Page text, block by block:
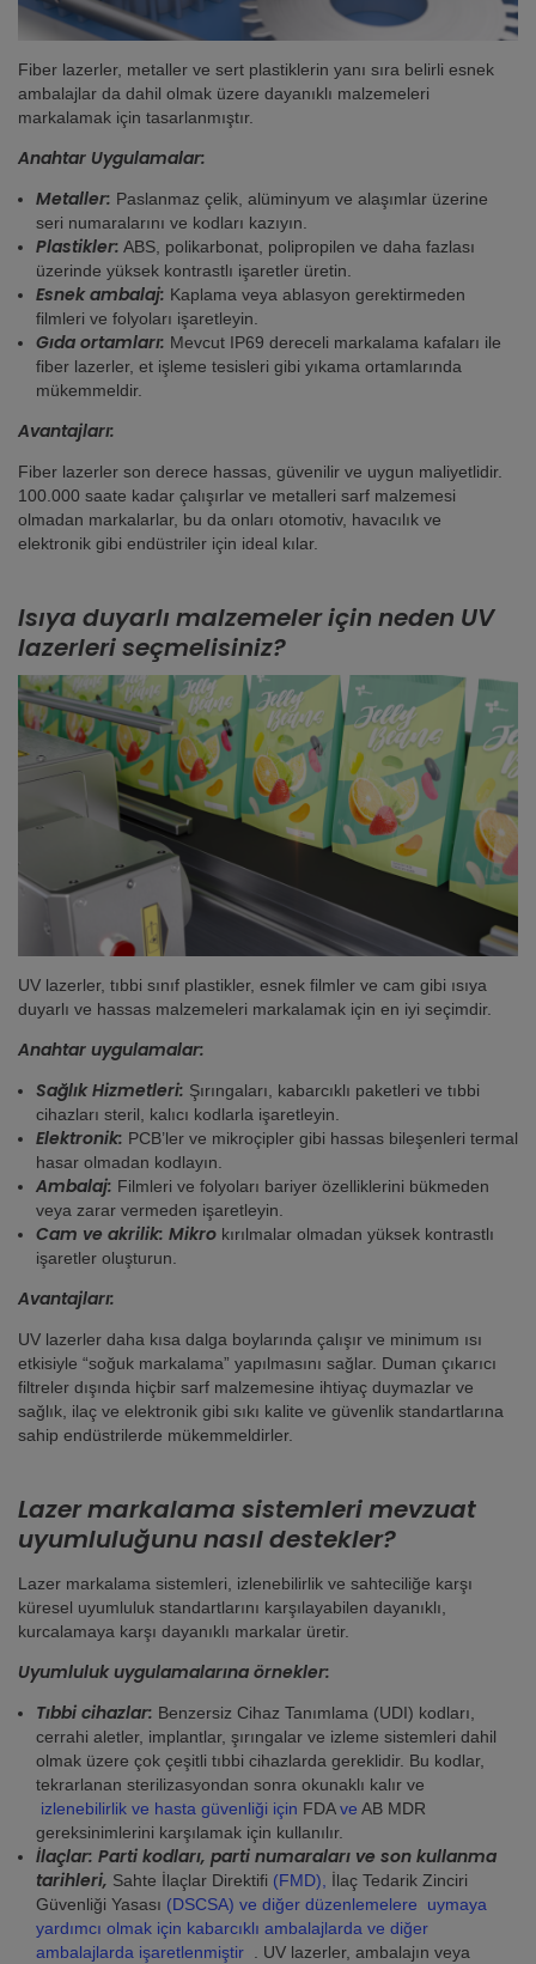
Fiber lazerler, metaller ve sert plastiklerin yanı sıra belirli esnek
ambalajlar da dahil olmak üzere dayanıklı malzemeleri
markalamak için tasarlanmıştır.
Anahtar Uygulamalar:
Metaller: Paslanmaz çelik, alüminyum ve alaşımlar üzerine
seri numaralarını ve kodları kazıyın.
Plastikler: ABS, polikarbonat, polipropilen ve daha fazlası
üzerinde yüksek kontrastlı işaretler üretin.
Esnek ambalaj: Kaplama veya ablasyon gerektirmeden
filmleri ve folyoları işaretleyin.
Gıda ortamları: Mevcut IP69 dereceli markalama kafaları ile
fiber lazerler, et işleme tesisleri gibi yıkama ortamlarında
mükemmeldir.
Avantajları:
Fiber lazerler son derece hassas, güvenilir ve uygun maliyetlidir.
100.000 saate kadar çalışırlar ve metalleri sarf malzemesi
olmadan markalarlar, bu da onları otomotiv, havacılık ve
elektronik gibi endüstriler için ideal kılar.
Isıya duyarlı malzemeler için neden UV
lazerleri seçmelisiniz?
UV lazerler, tıbbi sınıf plastikler, esnek filmler ve cam gibi ısıya
duyarlı ve hassas malzemeleri markalamak için en iyi seçimdir.
Anahtar uygulamalar:
Sağlık Hizmetleri: Şırıngaları, kabarcıklı paketleri ve tıbbi
cihazları steril, kalıcı kodlarla işaretleyin.
Elektronik: PCB’ler ve mikroçipler gibi hassas bileşenleri termal
hasar olmadan kodlayın.
Ambalaj: Filmleri ve folyoları bariyer özelliklerini bükmeden
veya zarar vermeden işaretleyin.
Cam ve akrilik: Mikro kırılmalar olmadan yüksek kontrastlı
işaretler oluşturun.
Avantajları:
UV lazerler daha kısa dalga boylarında çalışır ve minimum ısı
etkisiyle “soğuk markalama” yapılmasını sağlar. Duman çıkarıcı
filtreler dışında hiçbir sarf malzemesine ihtiyaç duymazlar ve
sağlık, ilaç ve elektronik gibi sıkı kalite ve güvenlik standartlarına
sahip endüstrilerde mükemmeldirler.
Lazer markalama sistemleri mevzuat
uyumluluğunu nasıl destekler?
Lazer markalama sistemleri, izlenebilirlik ve sahteciliğe karşı
küresel uyumluluk standartlarını karşılayabilen dayanıklı,
kurcalamaya karşı dayanıklı markalar üretir.
Uyumluluk uygulamalarına örnekler:
Tıbbi cihazlar: Benzersiz Cihaz Tanımlama (UDI) kodları,
cerrahi aletler, implantlar, şırıngalar ve izleme sistemleri dahil
olmak üzere çok çeşitli tıbbi cihazlarda gereklidir. Bu kodlar,
tekrarlanan sterilizasyondan sonra okunaklı kalır ve
izlenebilirlik ve hasta güvenliği için FDAve AB MDR
gereksinimlerini karşılamak için kullanılır.
İlaçlar: Parti kodları, parti numaraları ve son kullanma
tarihleri, Sahte İlaçlar Direktifi (FMD), İlaç Tedarik Zinciri
Güvenliği Yasası (DSCSA) ve diğer düzenlemelere uymaya
yardımcı olmak için kabarcıklı ambalajlarda ve diğer
ambalajlarda işaretlenmiştir
. UV lazerler, ambalajın veya